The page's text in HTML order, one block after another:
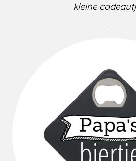
kleine
-